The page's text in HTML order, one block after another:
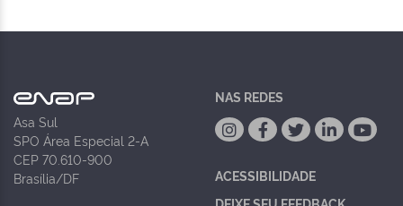
Asa Sul
SPO Área Especial 2-A
CEP 70.610-900
Brasília/DF
NAS REDES
ACESSIBILIDADE